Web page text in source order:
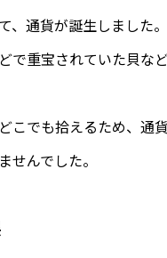
、通貨が誕生しました。
で重宝されていた貝な
こでも拾えるため、通
せんでした。